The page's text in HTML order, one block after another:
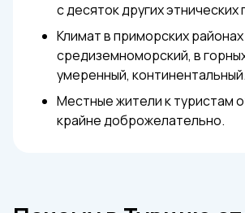
с десяток других этнических
Климат в приморских районах
средиземноморский, в
умеренный, континентальный.
Местные жители к туристам
крайне доброжелательно.